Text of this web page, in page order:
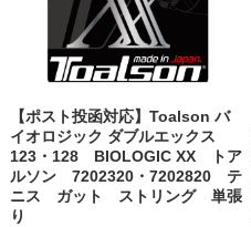
【ポスト投函対応】Toalson バ
イオロジック ダブルエックス
123・128 BIOLOGIC XX トア
ルソン 7202320・7202820 テ
ニス ガット ストリング 単張
り